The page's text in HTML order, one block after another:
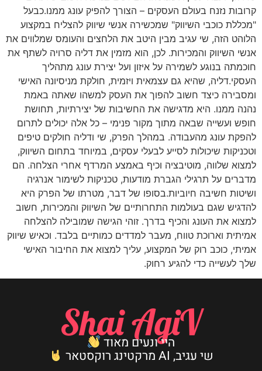
קרובות נזנח בעולם העסקים – הצורך להפיק עונג ממנו.כבעל
"מכללת כוכבי השיווק" שמכשירה אנשי שיווק להצליח במקצוע
הלוהט הזה, שי עגיב מבין היטב את הלחצים והעומס שמלווים את
אנשי השיווק והמכירות. לכן, הוא מזמין את דליה סרויה לשתף את
חוכמתה בנוגע לשמירה על איזון ועל יצירת עונג מתהליך
העסקי.דליה, שהיא גם עצמאית ויזמית, חולקת מניסיונה האישי
ומסבירה כיצד חשוב להפוך את העסק למשהו שאתה באמת
נהנה ממנו. היא מדגישה את החשיבות של יצירתיות, תחושת
חופש ועשייה שבאה מתוך מקור פנימי – כל אלה יכולים לתרום
להפקת עונג מהעבודה. במהלך הפרק, שי ודליה חולקים טיפים
וטכניקות שיכולות לסייע לבעלי עסקים, במיוחד בתחום השיווק,
למצוא שלווה, מוטיבציה וכיף באמצע המרדף אחרי הצלחה. הם
מדברים על תרגילי הגברת מודעות, טכניקות לשימור אנרגיה
ושיטות חשיבה חיוביות.בסופו של דבר, מטרתו של הפרק היא
להדגיש שגם בעולמות התחרותיים של השיווק והמכירות, חשוב
למצוא את העונג והכיף בדרך. זוהי הגישה שמובילה להצלחה
אמיתית וארוכת טווח, מעבר למדדים כמותיים בלבד. וכאיש שיווק
אמיתי, כוכב רוק של המקצוע, עליך למצוא את החיבור האישי
שלך לעשייה כדי להגיע רחוק.
Shai AgiV
היי ונעים מאוד
שי עגיב, AI מרקטינג רוקסטאר